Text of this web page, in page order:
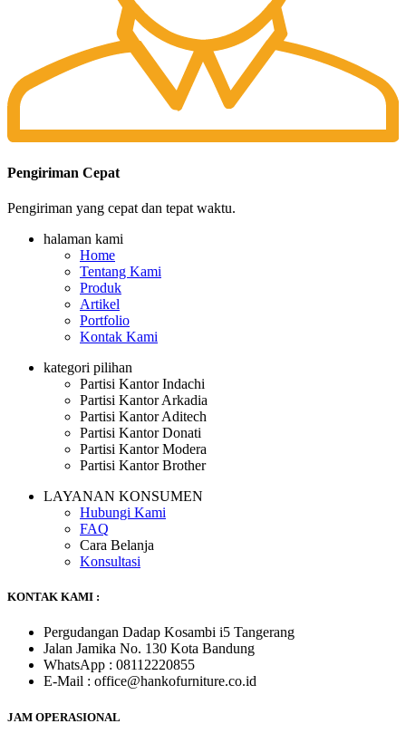
Pengiriman Cepat
Pengiriman yang cepat dan tepat waktu.
halaman kami
Home
Tentang Kami
Produk
Artikel
Portfolio
Kontak Kami
kategori pilihan
Partisi Kantor Indachi
Partisi Kantor Arkadia
Partisi Kantor Aditech
Partisi Kantor Donati
Partisi Kantor Modera
Partisi Kantor Brother
LAYANAN KONSUMEN
Hubungi Kami
FAQ
Cara Belanja
Konsultasi
KONTAK KAMI :
Pergudangan Dadap Kosambi i5 Tangerang
Jalan Jamika No. 130 Kota Bandung
WhatsApp : 08112220855
E-Mail : office@hankofurniture.co.id
JAM OPERASIONAL